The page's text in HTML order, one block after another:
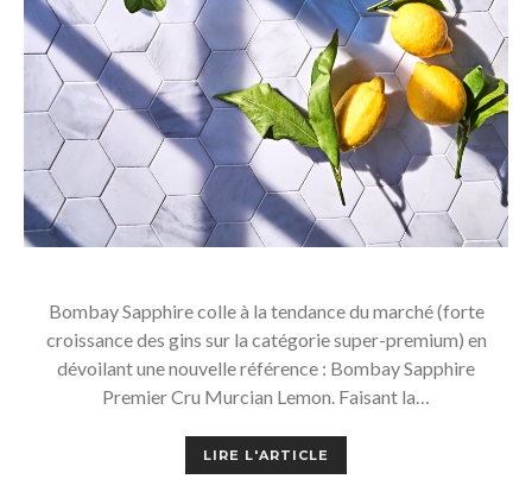
Bombay Sapphire colle à la tendance du marché (forte
croissance des gins sur la catégorie super-premium) en
dévoilant une nouvelle référence : Bombay Sapphire
Premier Cru Murcian Lemon. Faisant la…
LIRE L'ARTICLE